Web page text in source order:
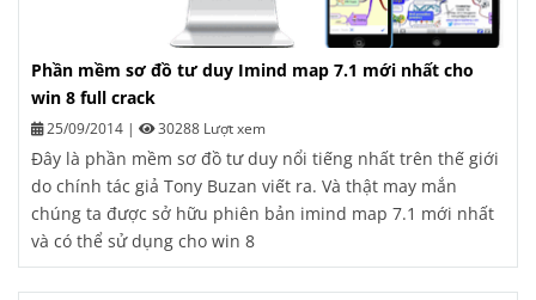
Phần mềm sơ đồ tư duy Imind map 7.1 mới nhất cho
win 8 full crack
25/09/2014 | 30288 Lượt xem
Đây là phần mềm sơ đồ tư duy nổi tiếng nhất trên thế giới
do chính tác giả Tony Buzan viết ra. Và thật may mắn
chúng ta được sở hữu phiên bản imind map 7.1 mới nhất
và có thể sử dụng cho win 8